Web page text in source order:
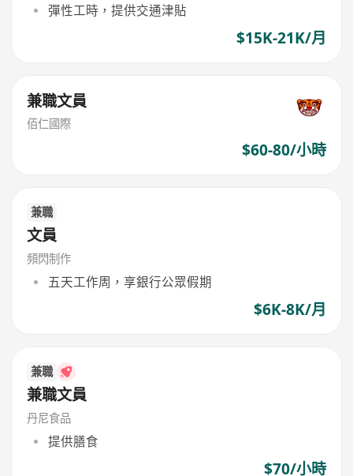
彈性工時，提供交通津貼
$15K-21K/月
兼職文員
佰仁國際
$60-80/小時
兼職
文員
頻閃制作
五天工作周，享銀行公眾假期
$6K-8K/月
兼職
兼職文員
丹尼食品
提供膳食
$70/小時